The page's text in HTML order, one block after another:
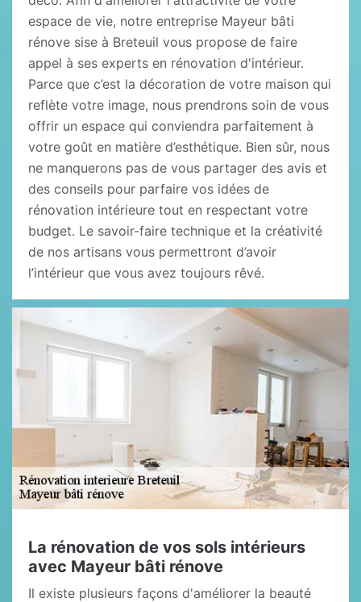
espace de vie, notre entreprise Mayeur bâti
rénove sise à Breteuil vous propose de faire
appel à ses experts en rénovation d'intérieur.
Parce que c’est la décoration de votre maison qui
reflète votre image, nous prendrons soin de vous
offrir un espace qui conviendra parfaitement à
votre goût en matière d’esthétique. Bien sûr, nous
ne manquerons pas de vous partager des avis et
des conseils pour parfaire vos idées de
rénovation intérieure tout en respectant votre
budget. Le savoir-faire technique et la créativité
de nos artisans vous permettront d’avoir
l’intérieur que vous avez toujours rêvé.
La rénovation de vos sols intérieurs
avec Mayeur bâti rénove
Il existe plusieurs façons d'améliorer la beauté